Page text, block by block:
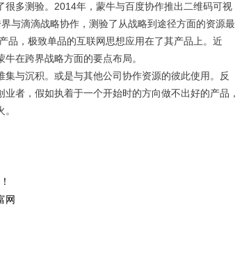
多测验。2014年，蒙牛与百度协作推出二维码可视
与滴滴战略协作，测验了从战略到途径方面的资源最
品，极致单品的互联网思想应用在了其产品上。近
在跨界战略方面的要点布局。
与沉积。或是与其他公司协作资源的彼此使用。反
者，假如执着于一个开始时的方向做不出好的产品，
网